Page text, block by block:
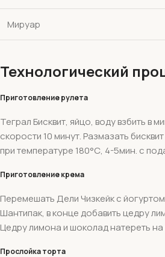
Мируар
Технологический
Приготовление рулета
Теграл Бисквит, яйцо, воду взбить в
скорости 10 минут. Размазать
при температуре 180°С, 4-5мин. с
Приготовление крема
Перемешать Дели Чизкейк с
Шантипак, в конце добавить цедру
Цедру лимона и шоколад натереть на
Прослойка торта